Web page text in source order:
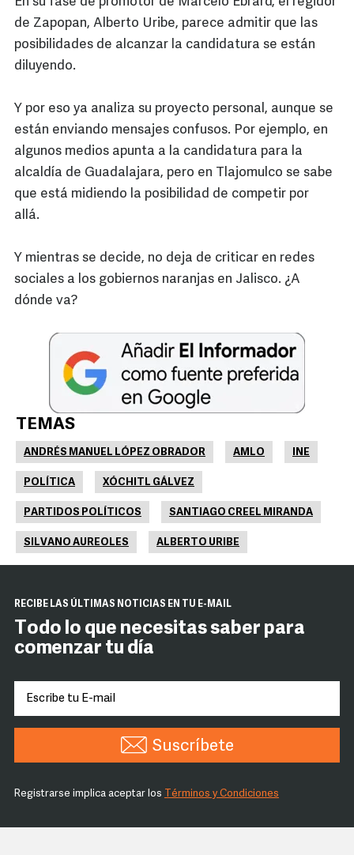
de Zapopan, Alberto Uribe, parece admitir que las
posibilidades de alcanzar la candidatura se están
diluyendo.
Y por eso ya analiza su proyecto personal, aunque se
están enviando mensajes confusos. Por ejemplo, en
algunos medios apunta a la candidatura para la
alcaldía de Guadalajara, pero en Tlajomulco se sabe
que está midiendo la posibilidad de competir por
allá.
Y mientras se decide, no deja de criticar en redes
sociales a los gobiernos naranjas en Jalisco. ¿A
dónde va?
TEMAS
ANDRÉS MANUEL LÓPEZ OBRADOR AMLO INE
POLÍTICA XÓCHITL GÁLVEZ
PARTIDOS POLÍTICOS SANTIAGO CREEL MIRANDA
SILVANO AUREOLES ALBERTO URIBE
RECIBE LAS ÚLTIMAS NOTICIAS EN TU E-MAIL
Todo lo que necesitas saber para
comenzar tu día
Suscríbete
Registrarse implica aceptar los Términos y Condiciones